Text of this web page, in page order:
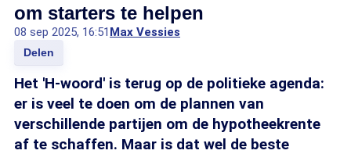
om starters te helpen
08 sep 2025, 16:51 Max Vessies
Delen
Het 'H-woord' is terug op de politieke agenda:
er is veel te doen om de plannen van
verschillende partijen om de hypotheekrente
af te schaffen. Maar is dat wel de beste